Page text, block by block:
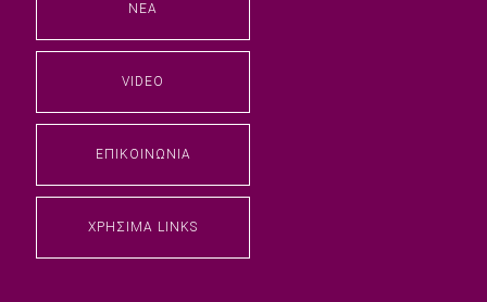
ΝΈΑ
VIDEO
ΕΠΙΚΟΙΝΩΝΊΑ
ΧΡΉΣΙΜΑ LINKS